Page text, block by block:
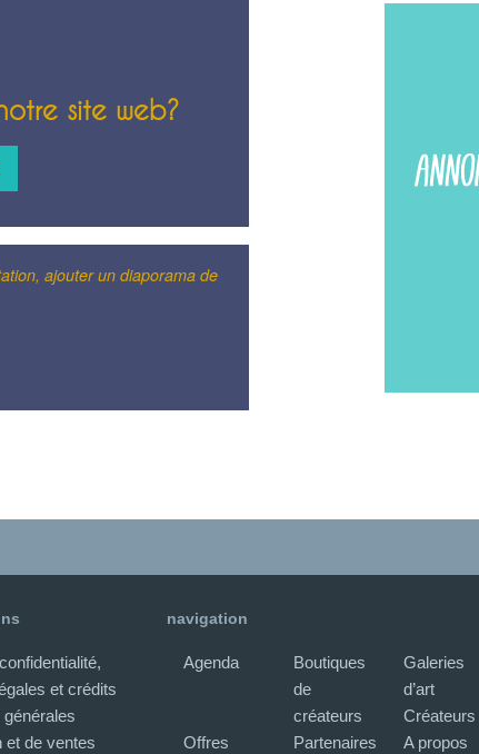
site web?
ajouter un diaporama de
et crédits
et de ventes
navigation
Agenda
Boutiques
de
créateurs
Galeries
d’art
Créateurs
Offres
Partenaires A propos